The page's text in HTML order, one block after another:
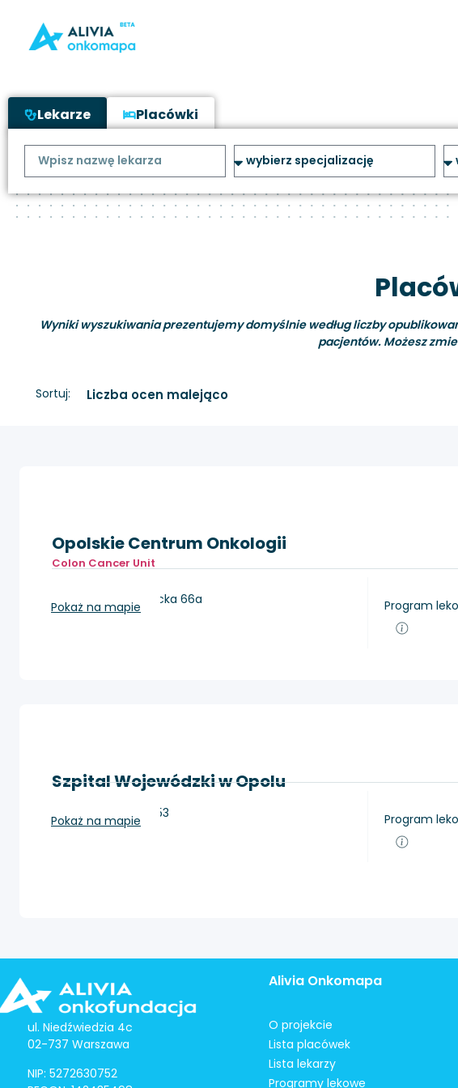
Lekarze Placówki
Wyniki wyszukiwania prezentujemy domyślnie według liczby
pacjentów. Możesz
Sortuj:
Opolskie Centrum Onkologii
Colon Cancer Unit
Opole, ul. Katowicka 66a
Pokaż na mapie Program
Szpital Wojewódzki w Opolu
Opole, Kośnego 53
Pokaż na mapie Program
ul. Niedźwiedzia 4c
02-737 Warszawa
NIP: 5272630752
Alivia Onkomapa
O projekcie
Lista placówek
Lista lekarzy
Programy lekowe